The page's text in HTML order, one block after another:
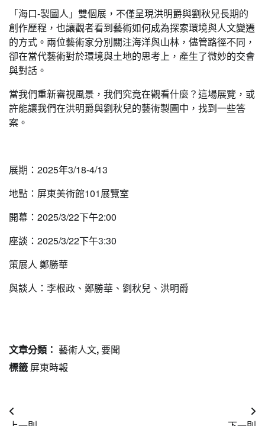
「海口-製圖人」雙個展，不僅呈現洪明爵與劉秋兒長期的
創作歷程，也讓觀者看到藝術如何成為探索環境與人文變遷
的方式。兩位藝術家分別關注海洋與山林，儘管路徑不同，
卻在當代藝術對於環境與土地的思考上，產生了微妙的交會
與對話。
當我們重新審視風景，我們究竟在觀看什麼？這場展覽，或
許能讓我們在洪明爵與劉秋兒的藝術製圖中，找到一些答
案。
展期：2025年3/18-4/13
地點：屏東美術館101展覽室
開幕：2025/3/22下午2:00
座談：2025/3/22下午3:30
策展人 鄭勝華
與談人：李根政、鄭勝華、劉秋兒、洪明爵
文章分類： 藝術人文,要聞
標籤 屏東時報
文